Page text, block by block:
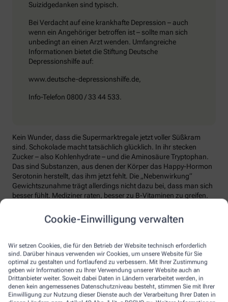
Cookie-Einwilligung verwalten
Wir setzen Cookies, die für den Betrieb der Website technisch erforderlich
sind. Darüber hinaus verwenden wir Cookies, um unsere Website für Sie
optimal zu gestalten und fortlaufend zu verbessern. Mit Ihrer Zustimmung
geben wir Informationen zu Ihrer Verwendung unserer Website auch an
Drittanbieter weiter. Soweit dabei Daten in Ländern verarbeitet werden, in
denen kein angemessenes Datenschutzniveau besteht, stimmen Sie mit Ihrer
Einwilligung zur Nutzung dieser Dienste auch der Verarbeitung Ihrer Daten in
Suizidgedanken sind typisch.
Bei Verdacht auf eine krankhafte Depression – auch
wenn ein Angehöriger betroffen ist – sollte man sich
unbedingt an einen Arzt wenden. Umfangreiche
Informationen bietet die Stiftung Deutsche
Depressionshilfe auf:
www.deutsche-depressionshilfe.de,
Info-Telefon 0800 / 33 44 533.
Kein Wunder, dass die Supermarktregale jetzt voller Süßkram
sind. Schokolade macht tatsächlich glücklich. In ihr stecken
Zucker – also Kohlenhydrate – und die Aminosäure Tryptophan.
Das sind Substanzen, aus denen der Körper das Happy-Hormon
Serotonin herstellt, das ihm jetzt fehlt. Die „Nebenwirkung“
Gewichtszunahme trägt allerdings nicht dazu bei, dass man sich
besser fühlt. Mediziner raten, besser zu B-Vitaminen zu greifen.
Energiestoffwechsel und unterstützen die Stressverarbeitung.
zurückzuziehen. Im Gegenteil: Aktiv zu bleiben, mit Familie und
Freunden etwas zu unternehmen, viel frische Luft zu tanken und
sich zum Beispiel mit seinem Hobby intensiv zu beschäftigen, hebt
die Laune. Dabei hilft, sich jeden Sonntag zu notieren, was man in
der kommenden Woche Schönes machen will.
Sommer-Feeling lässt sich auch zurückholen: mit anderen in